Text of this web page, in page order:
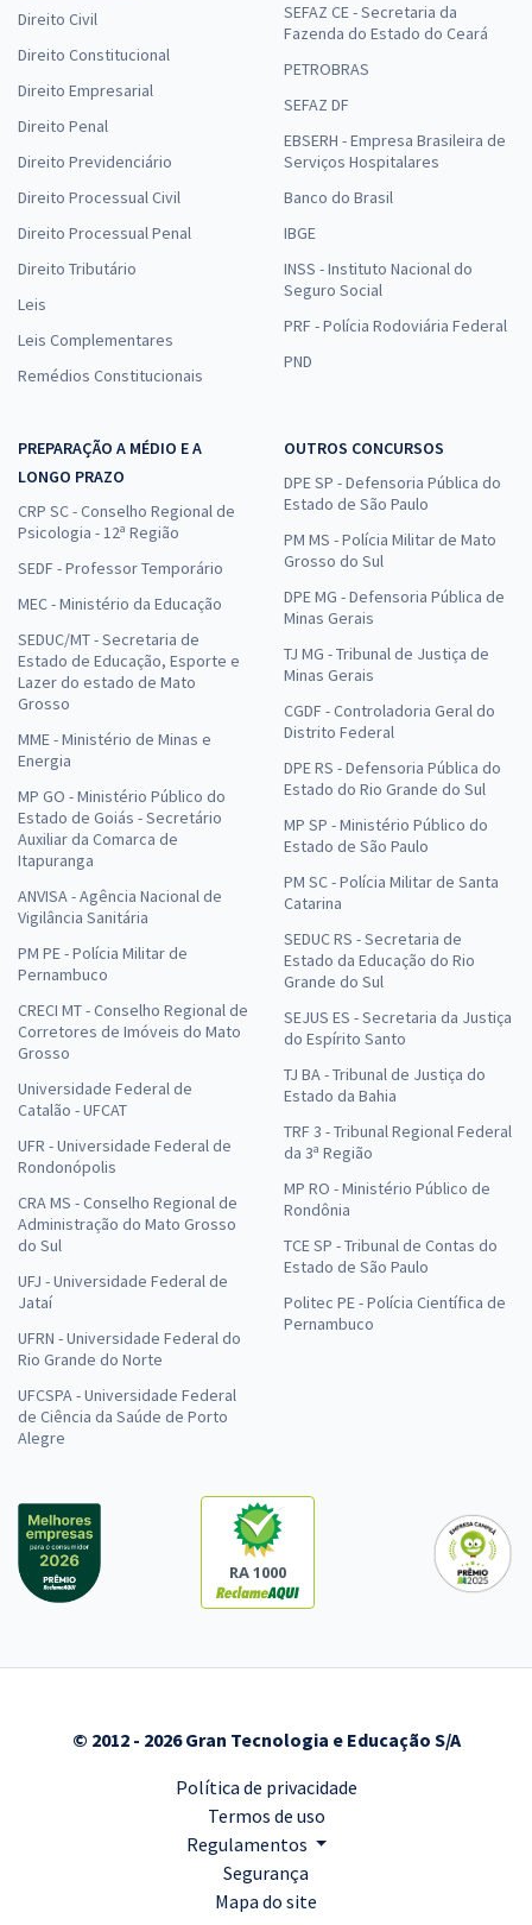
Direito Civil
Direito Constitucional
Direito Empresarial
Direito Penal
Direito Previdenciário
Direito Processual Civil
Direito Processual Penal
Direito Tributário
Leis
Leis Complementares
Remédios Constitucionais
SEFAZ CE - Secretaria da
Fazenda do Estado do Ceará
PETROBRAS
SEFAZ DF
EBSERH - Empresa Brasileira de
Serviços Hospitalares
Banco do Brasil
IBGE
INSS - Instituto Nacional do
Seguro Social
PRF - Polícia Rodoviária Federal
PND
PREPARAÇÃO A MÉDIO E A
LONGO PRAZO
CRP SC - Conselho Regional de
Psicologia - 12ª Região
SEDF - Professor Temporário
MEC - Ministério da Educação
SEDUC/MT - Secretaria de
Estado de Educação, Esporte e
Lazer do estado de Mato
Grosso
MME - Ministério de Minas e
Energia
MP GO - Ministério Público do
Estado de Goiás - Secretário
Auxiliar da Comarca de
Itapuranga
ANVISA - Agência Nacional de
Vigilância Sanitária
PM PE - Polícia Militar de
Pernambuco
CRECI MT - Conselho Regional de
Corretores de Imóveis do Mato
Grosso
Universidade Federal de
Catalão - UFCAT
UFR - Universidade Federal de
Rondonópolis
CRA MS - Conselho Regional de
Administração do Mato Grosso
do Sul
UFJ - Universidade Federal de
Jataí
UFRN - Universidade Federal do
Rio Grande do Norte
UFCSPA - Universidade Federal
de Ciência da Saúde de Porto
Alegre
OUTROS CONCURSOS
DPE SP - Defensoria Pública do
Estado de São Paulo
PM MS - Polícia Militar de Mato
Grosso do Sul
DPE MG - Defensoria Pública de
Minas Gerais
TJ MG - Tribunal de Justiça de
Minas Gerais
CGDF - Controladoria Geral do
Distrito Federal
DPE RS - Defensoria Pública do
Estado do Rio Grande do Sul
MP SP - Ministério Público do
Estado de São Paulo
PM SC - Polícia Militar de Santa
Catarina
SEDUC RS - Secretaria de
Estado da Educação do Rio
Grande do Sul
SEJUS ES - Secretaria da Justiça
do Espírito Santo
TJ BA - Tribunal de Justiça do
Estado da Bahia
TRF 3 - Tribunal Regional Federal
da 3ª Região
MP RO - Ministério Público de
Rondônia
TCE SP - Tribunal de Contas do
Estado de São Paulo
Politec PE - Polícia Científica de
Pernambuco
RA 1000
© 2012 - 2026 Gran Tecnologia e Educação S/A
Política de privacidade
Termos de uso
Regulamentos
Segurança
Mapa do site